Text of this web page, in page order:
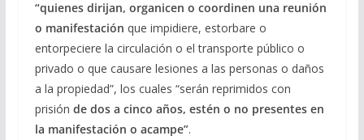
“quienes dirijan, organicen o coordinen una reunión
o manifestación que impidiere, estorbare o
entorpeciere la circulación o el transporte público o
privado o que causare lesiones a las personas o daños
a la propiedad”, los cuales “serán reprimidos con
prisión de dos a cinco años, estén o no presentes en
la manifestación o acampe”.